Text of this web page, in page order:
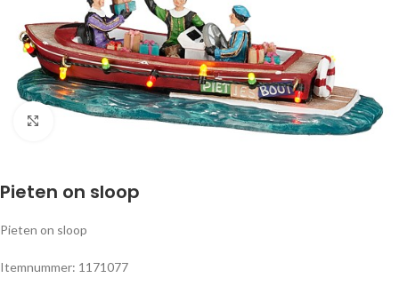
Klik om te vergroten
Pieten on sloop
Pieten on sloop
Itemnummer: 1171077